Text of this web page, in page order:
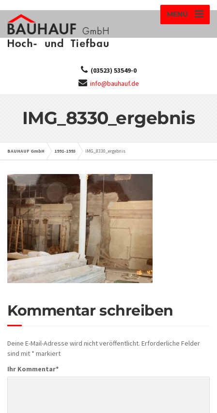
MENÜ
(03523) 53549-0
info@bauhauf.de
IMG_8330_ergebnis
BAUHAUF GmbH 1991-1993 IMG_8330_ergebnis
Kommentar schreiben
Deine E-Mail-Adresse wird nicht veröffentlicht. Erforderliche Felder
sind mit * markiert
Ihr Kommentar*